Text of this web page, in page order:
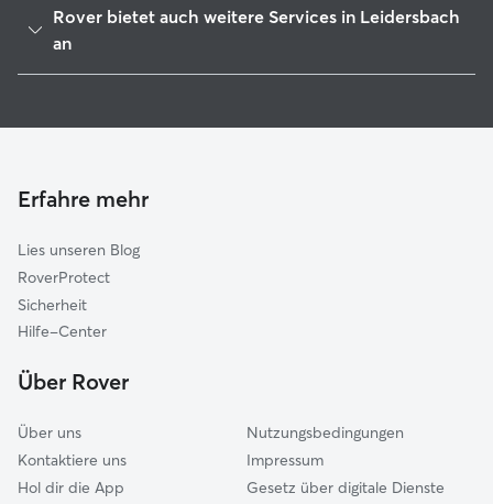
Mespelbrunn
Elsenfeld
Obernburg am Main
Aschaffenburg
Waldaschaff
Rover bietet auch weitere Services in Leidersbach
an
Hundekindergarten in Leidersbach
Erfahre mehr
Lies unseren Blog
RoverProtect
Sicherheit
Hilfe-Center
Über Rover
Über uns
Kontaktiere uns
Hol dir die App
Nutzungsbedingungen
Impressum
Gesetz über digitale Dienste